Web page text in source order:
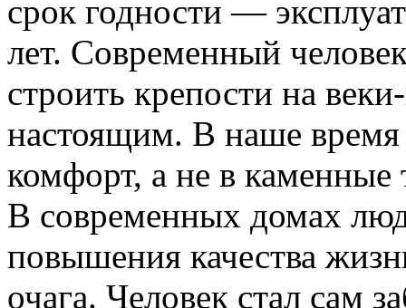
срок годности —
лет. Современный
строить крепости на
настоящим. В наше время
комфорт, а не в каменные
В современных домах
повышения качества
очага. Человек стал сам